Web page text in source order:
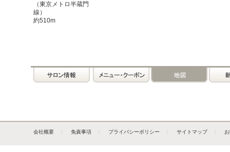
（東京メトロ半蔵門
線）
約510m
会社概要 免責事項 プライバシーポリシー サイトマップ｜